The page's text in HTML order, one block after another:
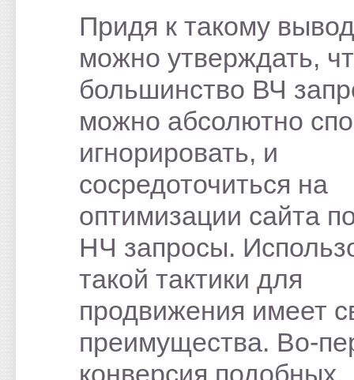
Придя к такому
можно утверждать,
большинство ВЧ
можно абсолютно
игнорировать, и
сосредоточиться на
оптимизации сайта
НЧ запросы.
такой тактики для
продвижения имеет
преимущества. Во-
конверсия подобных